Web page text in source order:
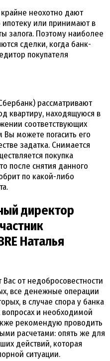
неохотно дают
или принимают в
залога. Поэтому наиболее
сделки, когда банк-
покупателя
рассматривают
квартиру, находящуюся в
соответствующих
можете погасить его
задатка. Снимается
покупка
после снятия данного
по какой-либо
директор
Наталья
от недобросовестности
все денежные операции
в случае спора у банка
и необходимой
рекомендую проводить
расчетами: опять же для
действий, которая
ситуации.